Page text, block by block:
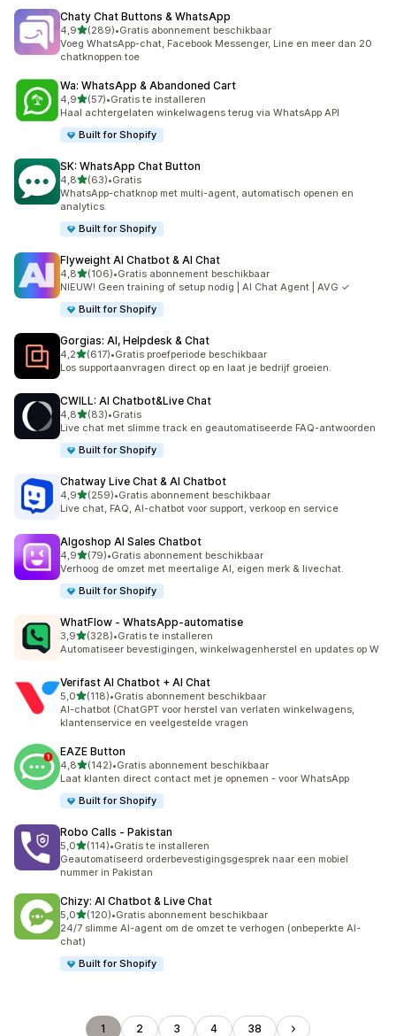
Chaty Chat Buttons & WhatsApp
4,9van 5 sterren
(289)
289 recensies in totaal
•Gratis abonnement beschikbaar
Voeg WhatsApp-chat, Facebook Messenger, Line en meer dan 20
chatknoppen toe
Wa: WhatsApp & Abandoned Cart
4,9van 5 sterren
(57)
57 recensies in totaal
•Gratis te installeren
Haal achtergelaten winkelwagens terug via WhatsApp API
Built for Shopify
SK: WhatsApp Chat Button
4,8van 5 sterren
(63)
63 recensies in totaal
•Gratis
WhatsApp-chatknop met multi-agent, automatisch openen en
analytics.
Built for Shopify
Flyweight AI Chatbot & AI Chat
4,8van 5 sterren
(106)
106 recensies in totaal
•Gratis abonnement beschikbaar
NIEUW! Geen training of setup nodig | AI Chat Agent | AVG ✓
Built for Shopify
Gorgias: AI, Helpdesk & Chat
4,2van 5 sterren
(617)
617 recensies in totaal
•Gratis proefperiode beschikbaar
Los supportaanvragen direct op en laat je bedrijf groeien.
CWILL: AI Chatbot&Live Chat
4,8van 5 sterren
(83)
83 recensies in totaal
•Gratis
Live chat met slimme track en geautomatiseerde FAQ-antwoorden
Built for Shopify
Chatway Live Chat & AI Chatbot
4,9van 5 sterren
(259)
259 recensies in totaal
•Gratis abonnement beschikbaar
Live chat, FAQ, AI-chatbot voor support, verkoop en service
Algoshop AI Sales Chatbot
4,9van 5 sterren
(79)
79 recensies in totaal
•Gratis abonnement beschikbaar
Verhoog de omzet met meertalige AI, eigen merk & livechat.
Built for Shopify
WhatFlow ‑ WhatsApp‑automatise
3,9van 5 sterren
(328)
328 recensies in totaal
•Gratis te installeren
Automatiseer bevestigingen, winkelwagenherstel en updates op W
Verifast AI Chatbot + AI Chat
5,0van 5 sterren
(118)
118 recensies in totaal
•Gratis abonnement beschikbaar
AI-chatbot (ChatGPT voor herstel van verlaten winkelwagens,
klantenservice en veelgestelde vragen
EAZE Button
4,8van 5 sterren
(142)
142 recensies in totaal
•Gratis abonnement beschikbaar
Laat klanten direct contact met je opnemen - voor WhatsApp
Built for Shopify
Robo Calls ‑ Pakistan
5,0van 5 sterren
(114)
114 recensies in totaal
•Gratis te installeren
Geautomatiseerd orderbevestigingsgesprek naar een mobiel
nummer in Pakistan
Chizy: AI Chatbot & Live Chat
5,0van 5 sterren
(120)
120 recensies in totaal
•Gratis abonnement beschikbaar
24/7 slimme AI-agent om de omzet te verhogen (onbeperkte AI-
chat)
Built for Shopify
1 2 3 4 38